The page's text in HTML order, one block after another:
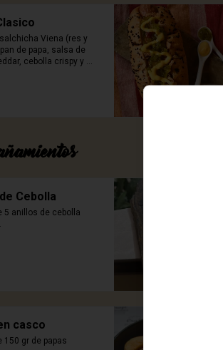
Viena (res y
de papa, salsa de
cebolla crispy y
Cebolla
5 anillos de cebolla
casco
150 gr de papas